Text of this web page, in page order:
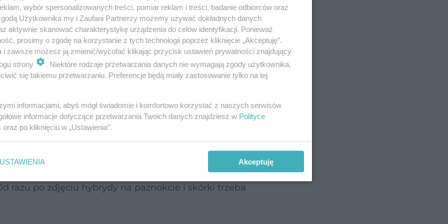
z odpowiednią dietą. Zalecany jest także bardzo
Po kilku miesiącach paznokcie powinny być gotowe
bezpieczny?
dać paznokciom odpocząć. Przede wszystkim należy
uszkodzić płytki paznokcia. Po zdjęciu najlepiej obciąć je
razu po zdjęciu hybrydy na paznokcie i skórki trzeba
wybór spersonalizowanych treści, pomiar reklam i treści, badanie odbiorców oraz
Użytkownika my i Zaufani Partnerzy możemy używać dokładnych danych
aktywnie skanować charakterystykę urządzenia do celów identyfikacji. Ponieważ
prosimy o zgodę na korzystanie z tych technologii poprzez kliknięcie „Akceptuję”.
i zawsze możesz ją zmienić/wycofać klikając przycisk ustawień prywatności znajdujący
strony
. Niektóre rodzaje przetwarzania danych nie wymagają zgody użytkownika,
się takiemu przetwarzaniu. Preferencje będą miały zastosowanie tylko na tej
informacjami, abyś mógł świadomie i komfortowo korzystać z naszych serwisów
informacje dotyczące przetwarzania Twoich danych znajdziesz w Polityce
oraz po kliknięciu w „Ustawienia”.
USTAWIENIA Akceptuję